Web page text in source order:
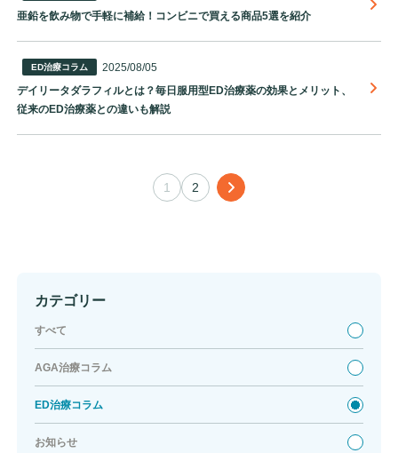
亜鉛を飲み物で手軽に補給！コンビニで買える商品5選を紹介
ED治療コラム
2025/08/05
デイリータダラフィルとは？毎日服用型ED治療薬の効果とメリット、
従来のED治療薬との違いも解説
1 2 次へ
カテゴリー
すべて
AGA治療コラム
ED治療コラム
お知らせ